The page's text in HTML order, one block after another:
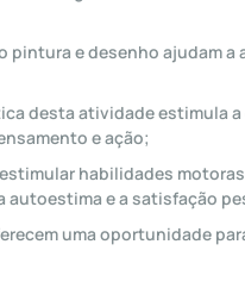
e desenho ajudam
desta atividade estimula
e ação;
habilidades
autoestima e a satisfação
uma oportunidade